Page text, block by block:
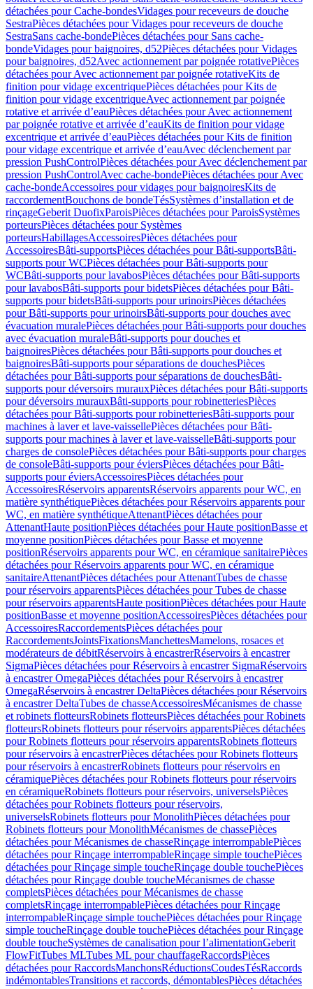
détachées pour Cache-bondesVidages pour receveurs de douche
SestraPièces détachées pour Vidages pour receveurs de douche
SestraSans cache-bondePièces détachées pour Sans cache-
bondeVidages pour baignoires, d52Pièces détachées pour Vidages
pour baignoires, d52Avec actionnement par poignée rotativePièces
détachées pour Avec actionnement par poignée rotativeKits de
finition pour vidage excentriquePièces détachées pour Kits de
finition pour vidage excentriqueAvec actionnement par poignée
rotative et arrivée d’eauPièces détachées pour Avec actionnement
par poignée rotative et arrivée d’eauKits de finition pour vidage
excentrique et arrivée d’eauPièces détachées pour Kits de finition
pour vidage excentrique et arrivée d’eauAvec déclenchement par
pression PushControlPièces détachées pour Avec déclenchement par
pression PushControlAvec cache-bondePièces détachées pour Avec
cache-bondeAccessoires pour vidages pour baignoiresKits de
raccordementBouchons de bondeTésSystèmes d’installation et de
rinçageGeberit DuofixParoisPièces détachées pour ParoisSystèmes
porteursPièces détachées pour Systèmes
porteursHabillagesAccessoiresPièces détachées pour
AccessoiresBâti-supportsPièces détachées pour Bâti-supportsBâti-
supports pour WCPièces détachées pour Bâti-supports pour
WCBâti-supports pour lavabosPièces détachées pour Bâti-supports
pour lavabosBâti-supports pour bidetsPièces détachées pour Bâti-
supports pour bidetsBâti-supports pour urinoirsPièces détachées
pour Bâti-supports pour urinoirsBâti-supports pour douches avec
évacuation muralePièces détachées pour Bâti-supports pour douches
avec évacuation muraleBâti-supports pour douches et
baignoiresPièces détachées pour Bâti-supports pour douches et
baignoiresBâti-supports pour séparations de douchesPièces
détachées pour Bâti-supports pour séparations de douchesBâti-
supports pour déversoirs murauxPièces détachées pour Bâti-supports
pour déversoirs murauxBâti-supports pour robinetteriesPièces
détachées pour Bâti-supports pour robinetteriesBâti-supports pour
machines à laver et lave-vaissellePièces détachées pour Bâti-
supports pour machines à laver et lave-vaisselleBâti-supports pour
charges de consolePièces détachées pour Bâti-supports pour charges
de consoleBâti-supports pour éviersPièces détachées pour Bâti-
supports pour éviersAccessoiresPièces détachées pour
AccessoiresRéservoirs apparentsRéservoirs apparents pour WC, en
matière synthétiquePièces détachées pour Réservoirs apparents pour
WC, en matière synthétiqueAttenantPièces détachées pour
AttenantHaute positionPièces détachées pour Haute positionBasse et
moyenne positionPièces détachées pour Basse et moyenne
positionRéservoirs apparents pour WC, en céramique sanitairePièces
détachées pour Réservoirs apparents pour WC, en céramique
sanitaireAttenantPièces détachées pour AttenantTubes de chasse
pour réservoirs apparentsPièces détachées pour Tubes de chasse
pour réservoirs apparentsHaute positionPièces détachées pour Haute
positionBasse et moyenne positionAccessoiresPièces détachées pour
AccessoiresRaccordementsPièces détachées pour
RaccordementsJointsFixationsManchettesMamelons, rosaces et
modérateurs de débitRéservoirs à encastrerRéservoirs à encastrer
SigmaPièces détachées pour Réservoirs à encastrer SigmaRéservoirs
à encastrer OmegaPièces détachées pour Réservoirs à encastrer
OmegaRéservoirs à encastrer DeltaPièces détachées pour Réservoirs
à encastrer DeltaTubes de chasseAccessoiresMécanismes de chasse
et robinets flotteursRobinets flotteursPièces détachées pour Robinets
flotteursRobinets flotteurs pour réservoirs apparentsPièces détachées
pour Robinets flotteurs pour réservoirs apparentsRobinets flotteurs
pour réservoirs à encastrerPièces détachées pour Robinets flotteurs
pour réservoirs à encastrerRobinets flotteurs pour réservoirs en
céramiquePièces détachées pour Robinets flotteurs pour réservoirs
en céramiqueRobinets flotteurs pour réservoirs, universelsPièces
détachées pour Robinets flotteurs pour réservoirs,
universelsRobinets flotteurs pour MonolithPièces détachées pour
Robinets flotteurs pour MonolithMécanismes de chassePièces
détachées pour Mécanismes de chasseRinçage interrompablePièces
détachées pour Rinçage interrompableRinçage simple touchePièces
détachées pour Rinçage simple toucheRinçage double touchePièces
détachées pour Rinçage double toucheMécanismes de chasse
completsPièces détachées pour Mécanismes de chasse
completsRinçage interrompablePièces détachées pour Rinçage
interrompableRinçage simple touchePièces détachées pour Rinçage
simple toucheRinçage double touchePièces détachées pour Rinçage
double toucheSystèmes de canalisation pour l’alimentationGeberit
FlowFitTubes MLTubes ML pour chauffageRaccordsPièces
détachées pour RaccordsManchonsRéductionsCoudesTésRaccords
indémontablesTransitions et raccords, démontablesPièces détachées